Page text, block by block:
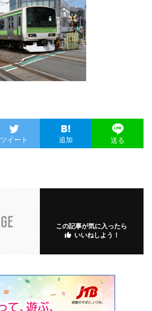
ツイート 追加 送る
この記事が気に入ったら
いいねしよう！